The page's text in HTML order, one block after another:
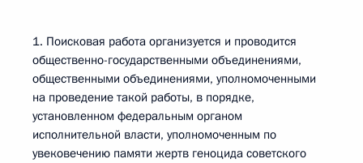
1. Поисковая работа организуется и проводится
общественно-государственными объединениями,
общественными объединениями, уполномоченными
на проведение такой работы, в порядке,
установленном федеральным органом
исполнительной власти, уполномоченным по
увековечению памяти жертв геноцида советского